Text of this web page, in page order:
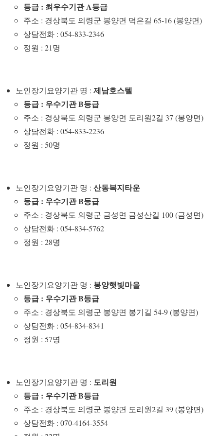
등급 : 최우수기관 A등급
주소 : 경상북도 의령군 봉양면 덕은길 65-16 (봉양면)
상담전화 : 054-833-2346
정원 : 21명
노인장기요양기관 명 : 제남호스텔
등급 : 우수기관 B등급
주소 : 경상북도 의령군 봉양면 도리원2길 37 (봉양면)
상담전화 : 054-833-2236
정원 : 50명
노인장기요양기관 명 : 산동복지타운
등급 : 우수기관 B등급
주소 : 경상북도 의령군 금성면 금성산길 100 (금성면)
상담전화 : 054-834-5762
정원 : 28명
노인장기요양기관 명 : 봉양햇빛마을
등급 : 우수기관 B등급
주소 : 경상북도 의령군 봉양면 봉기길 54-9 (봉양면)
상담전화 : 054-834-8341
정원 : 57명
노인장기요양기관 명 : 도리원
등급 : 우수기관 B등급
주소 : 경상북도 의령군 봉양면 도리원2길 39 (봉양면)
상담전화 : 070-4164-3554